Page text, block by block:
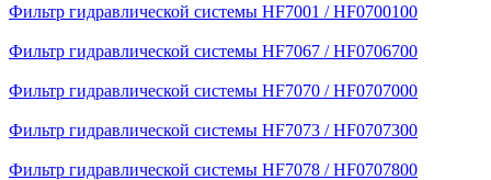
Фильтр гидравлической системы HF7001 / HF0700100
Фильтр гидравлической системы HF7067 / HF0706700
Фильтр гидравлической системы HF7070 / HF0707000
Фильтр гидравлической системы HF7073 / HF0707300
Фильтр гидравлической системы HF7078 / HF0707800